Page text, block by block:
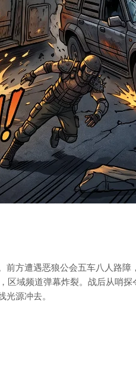
方遭遇恶狼公会五车八人路障
域频道弹幕炸裂。战后从哨
源冲去。